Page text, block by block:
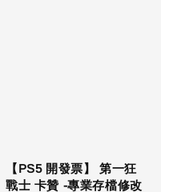
【PS5 開發票】 第一狂
戰士 卡贊 -專業存檔修改